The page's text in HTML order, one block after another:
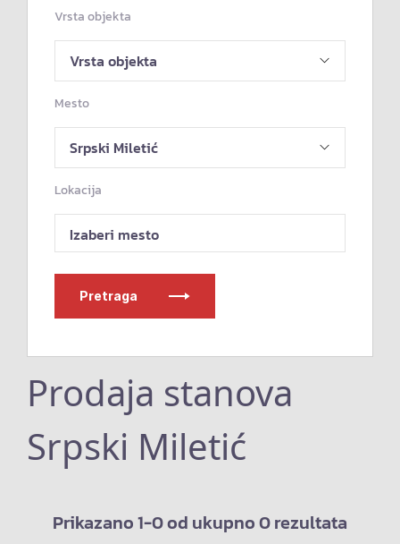
Vrsta objekta
Mesto
Lokacija
Izaberi mesto
Pretraga
Prodaja stanova
Srpski Miletić
Prikazano 1-0 od ukupno 0 rezultata